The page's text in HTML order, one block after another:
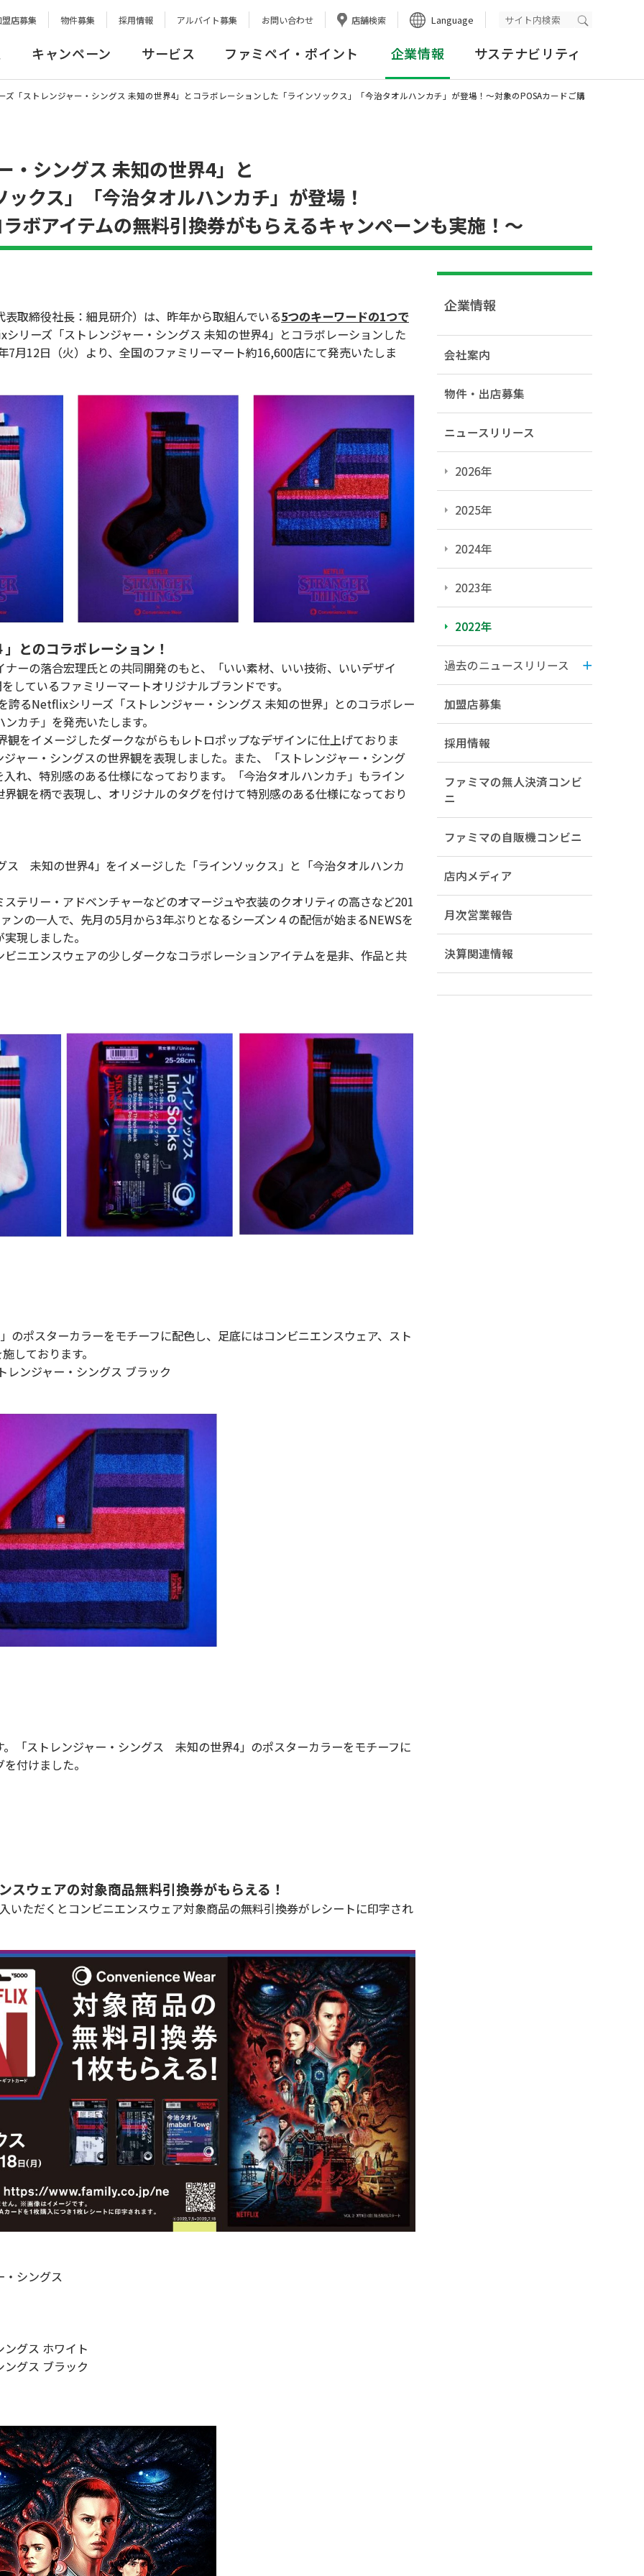
盟店募集 物件募集 採用情報 アルバイト募集 お問い合わせ 店舗検索 Language 検索実行
キャンペーン サービス ファミペイ・ポイント 企業情報 サステナビリティ
ズ「ストレンジャー・シングス 未知の世界4」とコラボレーションした「ラインソックス」「今治タオルハンカチ」が登場！～対象のPOSAカードご購
シングス 未知の世界4」と
クス」「今治タオルハンカチ」が登場！
ボアイテムの無料引換券がもらえるキャンペーンも実施！～
取締役社長：細見研介）は、昨年から取組んでいる5つのキーワードの1つで
リーズ「ストレンジャー・シングス 未知の世界4」とコラボレーションした
月12日（火）より、全国のファミリーマート約16,600店にて発売いたしま
とのコラボレーション！
の落合宏理氏との共同開発のもと、「いい素材、いい技術、いいデザイ
しているファミリーマートオリジナルブランドです。
るNetflixシリーズ「ストレンジャー・シングス 未知の世界」とのコラボレー
カチ」を発売いたします。
をイメージしたダークながらもレトロポップなデザインに仕上げておりま
ャー・シングスの世界観を表現しました。また、「ストレンジャー・シング
れ、特別感のある仕様になっております。「今治タオルハンカチ」もライン
観を柄で表現し、オリジナルのタグを付けて特別感のある仕様になっており
未知の世界4」をイメージした「ラインソックス」と「今治タオルハンカ
リー・アドベンチャーなどのオマージュや衣装のクオリティの高さなど201
ンの一人で、先月の5月から3年ぶりとなるシーズン４の配信が始まるNEWSを
現しました。
ニエンスウェアの少しダークなコラボレーションアイテムを是非、作品と共
ポスターカラーをモチーフに配色し、足底にはコンビニエンスウェア、スト
しております。
ンジャー・シングス ブラック
「ストレンジャー・シングス 未知の世界4」のポスターカラーをモチーフに
付けました。
ウェアの対象商品無料引換券がもらえる！
ただくとコンビニエンスウェア対象商品の無料引換券がレシートに印字され
シングス
グス ホワイト
ス ブラック
企業情報
会社案内
物件・出店募集
ニュースリリース
2026年
2025年
2024年
2023年
2022年
過去のニュースリリース
加盟店募集
採用情報
ファミマの無人決済コンビ
ニ
ファミマの自販機コンビニ
店内メディア
月次営業報告
決算関連情報